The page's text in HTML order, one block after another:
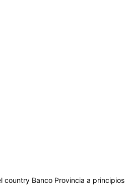
country Banco Provincia a principios